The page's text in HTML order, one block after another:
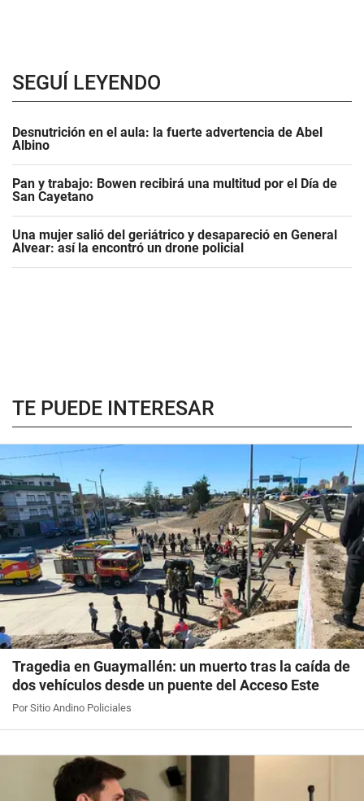
SEGUÍ LEYENDO
Desnutrición en el aula: la fuerte advertencia de Abel
Albino
Pan y trabajo: Bowen recibirá una multitud por el Día de
San Cayetano
Una mujer salió del geriátrico y desapareció en General
Alvear: así la encontró un drone policial
TE PUEDE INTERESAR
Tragedia en Guaymallén: un muerto tras la caída de
dos vehículos desde un puente del Acceso Este
Por Sitio Andino Policiales